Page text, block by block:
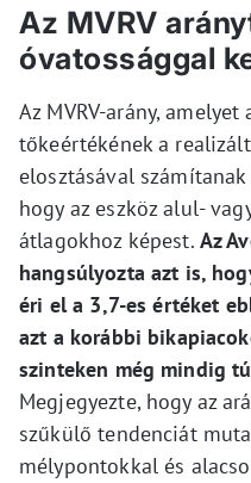
Az MVRV
óvatossággal
Az MVRV-arány,
tőkeértékének a
elosztásával
hogy az eszköz alul-
átlagokhoz képest. Az
hangsúlyozta azt is,
éri el a 3,7-es értéket
azt a korábbi
szinteken még mindig
Megjegyezte, hogy az
szűkülő tendenciát
mélypontokkal és